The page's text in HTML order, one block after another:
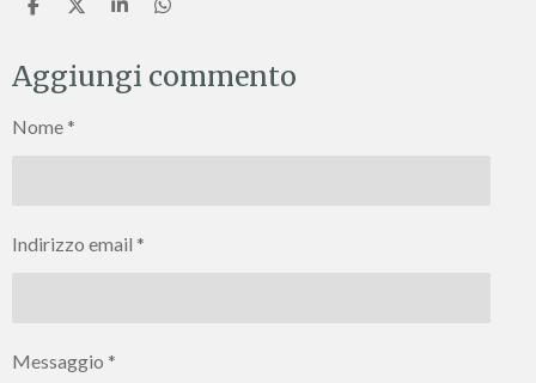
C
d
i
i
C
d
i
C
d
i
C
d
i
Aggiungi commento
Nome *
Indirizzo email *
Messaggio *